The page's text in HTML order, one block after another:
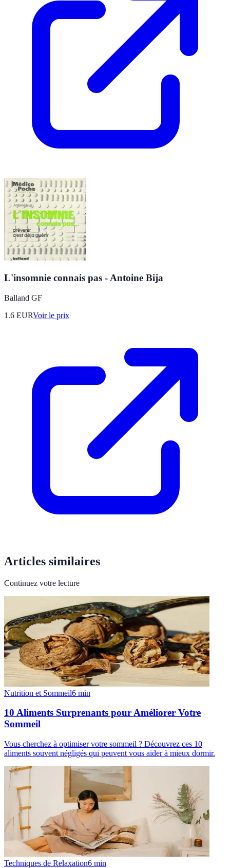
L'insomnie connais pas - Antoine Bija
Balland GF
1.6 EURVoir le prix
Articles similaires
Continuez votre lecture
Nutrition et Sommeil6 min
10 Aliments Surprenants pour Améliorer Votre
Sommeil
Vous cherchez à optimiser votre sommeil ? Découvrez ces 10
aliments souvent négligés qui peuvent vous aider à mieux dormir.
Techniques de Relaxation6 min